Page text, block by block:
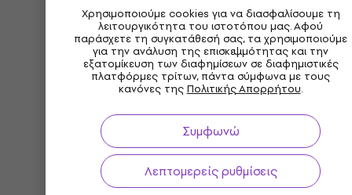
Χρησιμοποιούμε cookies για να διασφαλίσουμε τη
λειτουργικότητα του ιστοτόπου μας. Αφού
παράσχετε τη συγκατάθεσή σας, τα χρησιμοποιούμε
για την ανάλυση της επισκεψιμότητας και την
εξατομίκευση των διαφημίσεων σε διαφημιστικές
πλατφόρμες τρίτων, πάντα σύμφωνα με τους
κανόνες τηςΠολιτικής Απορρήτου.
Συμφωνώ
Λεπτομερείς ρυθμίσεις